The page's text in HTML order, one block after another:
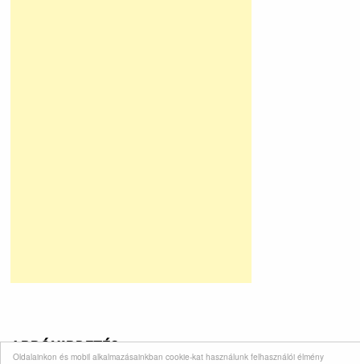
Oldalainkon és mobil alkalmazásainkban cookie-kat használunk felhasználói élmény
APRÓHIRDETÉS